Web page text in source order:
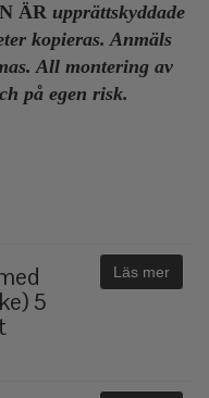
ÄR upprättskyddade
kopieras. Anmäls
All montering av
på egen risk.
5
Läs mer